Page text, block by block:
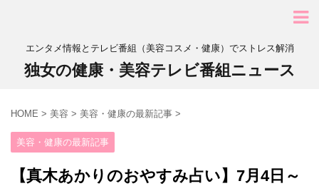
エンタメ情報とテレビ番組（美容コスメ・健康）でストレス解消
独女の健康・美容テレビ番組ニュース
HOME > 美容 > 美容・健康の最新記事 >
美容・健康の最新記事
【真木あかりのおやすみ占い】7月4日～